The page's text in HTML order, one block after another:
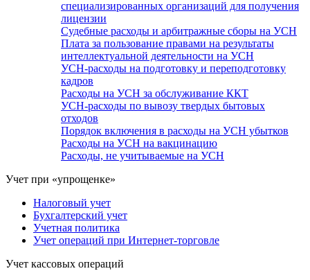
специализированных организаций для получения
лицензии
Судебные расходы и арбитражные сборы на УСН
Плата за пользование правами на результаты
интеллектуальной деятельности на УСН
УСН-расходы на подготовку и переподготовку
кадров
Расходы на УСН за обслуживание ККТ
УСН-расходы по вывозу твердых бытовых
отходов
Порядок включения в расходы на УСН убытков
Расходы на УСН на вакцинацию
Расходы, не учитываемые на УСН
Учет при «упрощенке»
Налоговый учет
Бухгалтерский учет
Учетная политика
Учет операций при Интернет-торговле
Учет кассовых операций